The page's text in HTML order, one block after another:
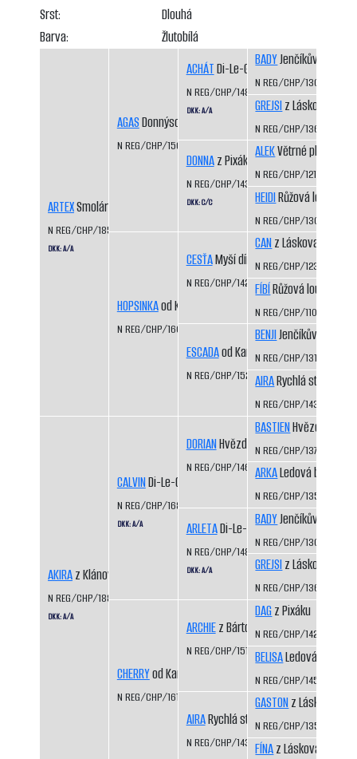
Srst:
Dlouhá
Barva:
Žlutobílá
ARTEXSmolárna
N REG/CHP/1854/16/17
DKK: A/A
AKIRAz Klánovického lesoparku
N REG/CHP/1888/16/18
DKK: A/A
AGASDonnýsova stopa
N REG/CHP/1566/11/13
HOPSINKAod Kamenité říčky
N REG/CHP/1604/12/14
CALVINDi-Le-Grej
N REG/CHP/1686/13/15
DKK: A/A
CHERRYod Kamenité říčky
N REG/CHP/1616/12/15
ACHÁTDi-Le-Grej
N REG/CHP/1483/08/10
DKK: A/A
DONNAz Pixáku
N REG/CHP/1430/07/09
DKK: C/C
CESŤAMyší díra
N REG/CHP/1423/07/08
ESCADAod Kamenité říčky
N REG/CHP/1523/09/11
DORIANHvězda Vysočiny
N REG/CHP/1461/07/10
ARLETADi-Le-Grej
N REG/CHP/1486/08/10
DKK: A/A
ARCHIEz Bártova háje
N REG/CHP/1515/09/11
AIRARychlá stopa
N REG/CHP/1435/07/09
BADYJenčíkův les
N REG/CHP/1308/03/
GREJSIz Láskova
N REG/CHP/1360/04/
ALEKVětrné pláně
N REG/CHP/1217/01/05
HEIDIRůžová louka
N REG/CHP/1306/03/
CANz Láskova
N REG/CHP/1233/01/03
FÍBÍRůžová louka
N REG/CHP/1109/99/01
BENJIJenčíkův les
N REG/CHP/1310/03/05
AIRARychlá stopa
N REG/CHP/1435/07/09
BASTIENHvězda
N REG/CHP/1375/05/07
ARKALedová bouře
N REG/CHP/1352/04/06
BADYJenčíkův les
N REG/CHP/1308/03/
GREJSIz Láskova
N REG/CHP/1360/04/
DAGz Pixáku
N REG/CHP/1425/07/09
BELISALedová bouře
N REG/CHP/1453/07/09
GASTONz Láskova
N REG/CHP/1354/04/06
FÍNAz Láskova